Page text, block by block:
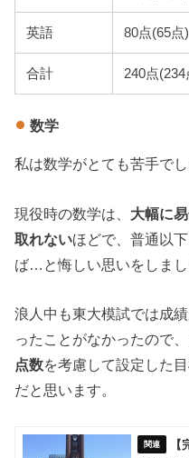
英語 80点(65点)
合計 240点(234
数学
私は数学がとても苦手でし
現役時の数学は、 大幅に
取れないほどで、普通以
ば…と悔しい思いをしまし
浪人中も東大模試では成
ったことがなかったので、
点数を考慮して設定した
だと思います。